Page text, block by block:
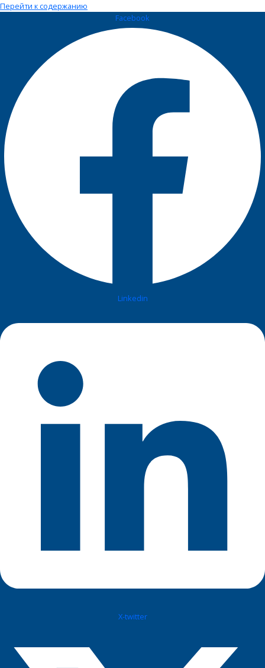
Перейти к содержанию
Facebook
Linkedin
X-twitter